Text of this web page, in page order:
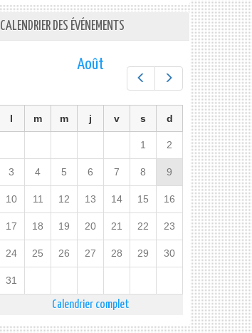
CALENDRIER DES ÉVÉNEMENTS
Préc. Suiv.
Août
l m m j v s d
1 2
3 4 5 6 7 8 9
10 11 12 13 14 15 16
17 18 19 20 21 22 23
24 25 26 27 28 29 30
31
Calendrier complet